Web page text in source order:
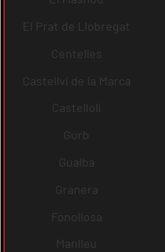
El Prat de Llobregat
Centelles
Castellví de la Marca
Castellolí
Gurb
Gualba
Granera
Fonollosa
Manlleu